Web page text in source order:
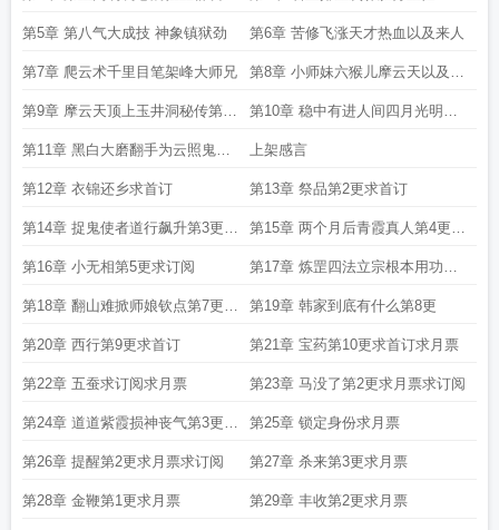
驱物之术以及下院之说 点即31号24点上架
第5章 第八气大成技 神象镇狱劲 第6章 苦修飞涨天才热血以及来人
第7章 爬云术千里目笔架峰大师兄 第8章 小师妹六猴儿摩云天以及一
枝独秀
第9章 摩云天顶上玉井洞秘传第一
批班底
第10章 稳中有进人间四月光明顶
上一言不合今晚24点上架
第11章 黑白大磨翻手为云照鬼现
形今天24点上架求首订
上架感言
第12章 衣锦还乡求首订 第13章 祭品第2更求首订
第14章 捉鬼使者道行飙升第3更求
首订
第15章 两个月后青霞真人第4更求
首订
第16章 小无相第5更求订阅 第17章 炼罡四法立宗根本用功巨
万体系成型第6更求首订
第18章 翻山难掀师娘钦点第7更求
首订
第19章 韩家到底有什么第8更
第20章 西行第9更求首订 第21章 宝药第10更求首订求月票
第22章 五蚕求订阅求月票 第23章 马没了第2更求月票求订阅
第24章 道道紫霞损神丧气第3更求
月票
第25章 锁定身份求月票
第26章 提醒第2更求月票求订阅 第27章 杀来第3更求月票
第28章 金鞭第1更求月票 第29章 丰收第2更求月票